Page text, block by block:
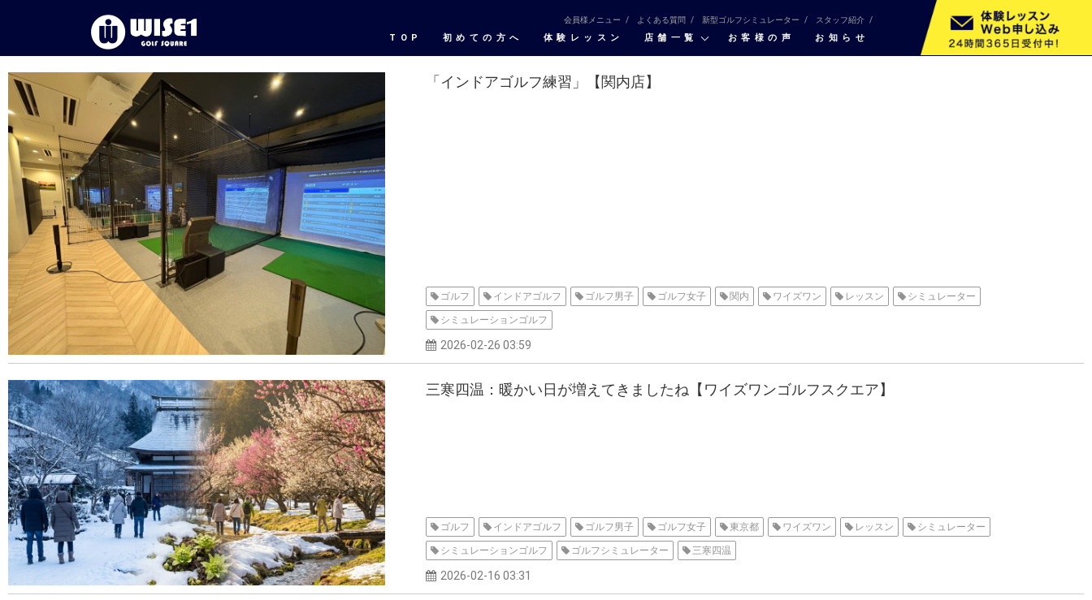
会員様メニュー よくある質問 新型ゴルフシミュレーター スタッフ紹介
TOP 初めての⽅へ 体験レッスン 店舗一覧 お客様の声 お知らせ
「インドアゴルフ練習」【関内店】
ゴルフ インドアゴルフ ゴルフ男子 ゴルフ女子 関内 ワイズワン レッスン シミュレーター
シミュレーションゴルフ
2026-02-26 03:59
三寒四温：暖かい日が増えてきましたね【ワイズワンゴルフスクエア】
ゴルフ インドアゴルフ ゴルフ男子 ゴルフ女子 東京都 ワイズワン レッスン シミュレーター
シミュレーションゴルフ ゴルフシミュレーター 三寒四温
2026-02-16 03:31